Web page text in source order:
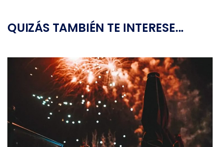
QUIZÁS TAMBIÉN TE INTERESE...